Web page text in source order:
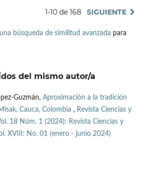
1-10 de 168 SIGUIENTE
búsqueda de similitud avanzada para
del mismo autor/a
Guzmán, Aproximación a la tradición
Cauca, Colombia , Revista Ciencias y
18 Núm. 1 (2024): Revista Ciencias y
XVIII: No. 01 (enero - junio 2024)